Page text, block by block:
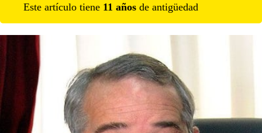
Este artículo tiene 11 años de antigüedad